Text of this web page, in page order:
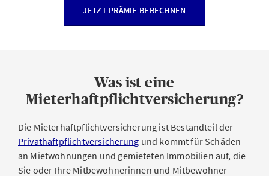
JETZT PRÄMIE BERECHNEN
Was ist eine
Mieterhaftpflichtversicherung?
Die Mieterhaftpflichtversicherung ist Bestandteil der
Privathaftpflichtversicherung und kommt für Schäden
an Mietwohnungen und gemieteten Immobilien auf, die
Sie oder Ihre Mitbewohnerinnen und Mitbewohner